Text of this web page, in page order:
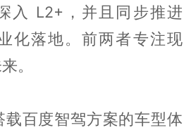
入 L2+，并且同步推进
化落地。前两者专注现
。
载百度智驾方案的车型体